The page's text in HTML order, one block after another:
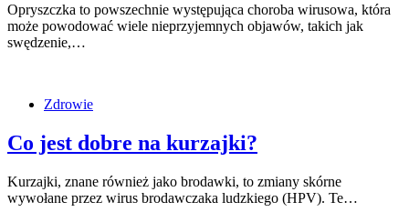
Opryszczka to powszechnie występująca choroba wirusowa, która
może powodować wiele nieprzyjemnych objawów, takich jak
swędzenie,…
Zdrowie
Co jest dobre na kurzajki?
Kurzajki, znane również jako brodawki, to zmiany skórne
wywołane przez wirus brodawczaka ludzkiego (HPV). Te…